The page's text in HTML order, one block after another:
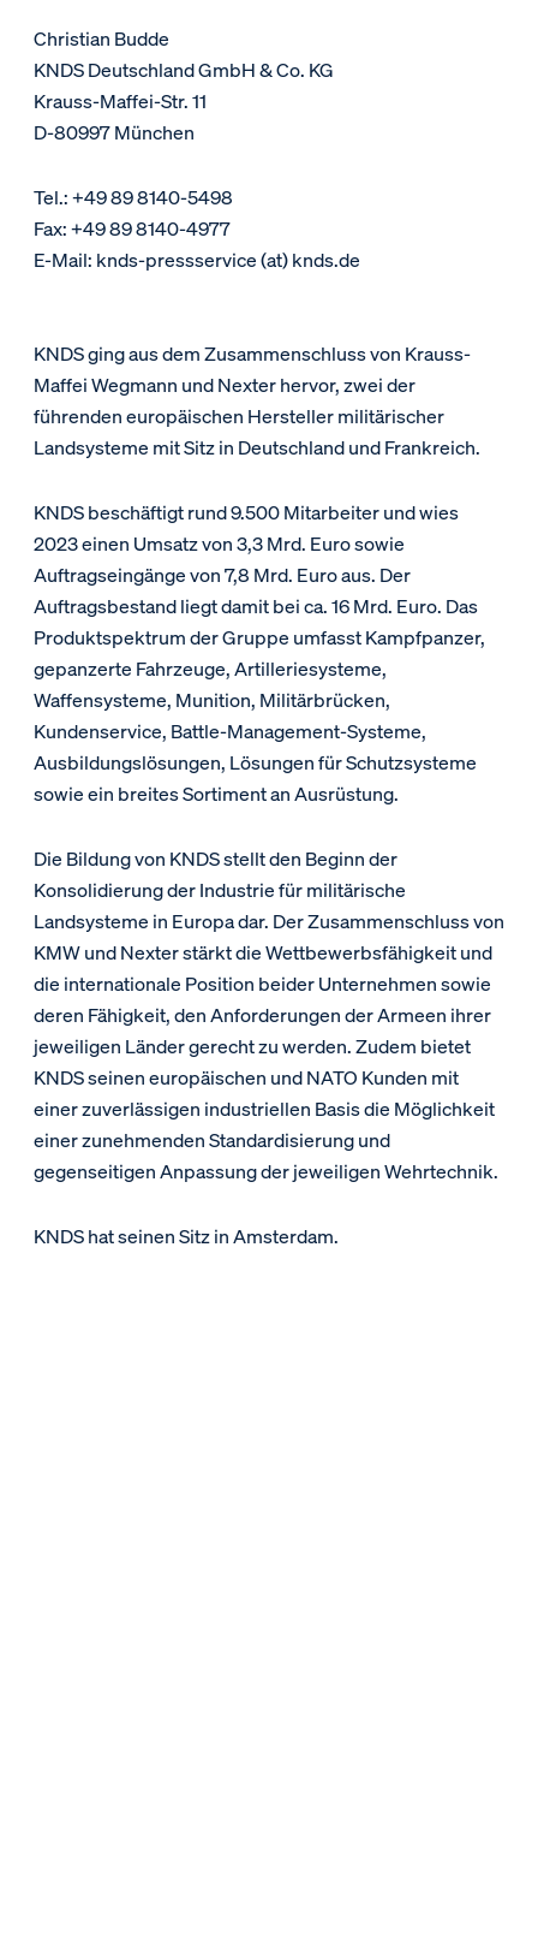
Christian Budde
KNDS Deutschland GmbH & Co. KG
Krauss-Maffei-Str. 11
D-80997 München
Tel.: +49 89 8140-5498
Fax: +49 89 8140-4977
E-Mail: knds-pressservice (at) knds.de
KNDS ging aus dem Zusammenschluss von Krauss-
Maffei Wegmann und Nexter hervor, zwei der
führenden europäischen Hersteller militärischer
Landsysteme mit Sitz in Deutschland und Frankreich.
KNDS beschäftigt rund 9.500 Mitarbeiter und wies
2023 einen Umsatz von 3,3 Mrd. Euro sowie
Auftragseingänge von 7,8 Mrd. Euro aus. Der
Auftragsbestand liegt damit bei ca. 16 Mrd. Euro. Das
Produktspektrum der Gruppe umfasst Kampfpanzer,
gepanzerte Fahrzeuge, Artilleriesysteme,
Waffensysteme, Munition, Militärbrücken,
Kundenservice, Battle-Management-Systeme,
Ausbildungslösungen, Lösungen für Schutzsysteme
sowie ein breites Sortiment an Ausrüstung.
Die Bildung von KNDS stellt den Beginn der
Konsolidierung der Industrie für militärische
Landsysteme in Europa dar. Der Zusammenschluss von
KMW und Nexter stärkt die Wettbewerbsfähigkeit und
die internationale Position beider Unternehmen sowie
deren Fähigkeit, den Anforderungen der Armeen ihrer
jeweiligen Länder gerecht zu werden. Zudem bietet
KNDS seinen europäischen und NATO Kunden mit
einer zuverlässigen industriellen Basis die Möglichkeit
einer zunehmenden Standardisierung und
gegenseitigen Anpassung der jeweiligen Wehrtechnik.
KNDS hat seinen Sitz in Amsterdam.